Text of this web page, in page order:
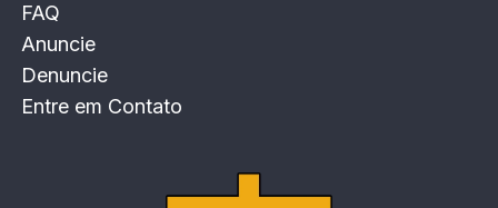
FAQ
Anuncie
Denuncie
Entre em Contato